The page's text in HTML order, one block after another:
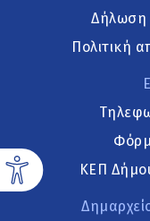
Δήλωση
Πολιτική
ΚΕΠ